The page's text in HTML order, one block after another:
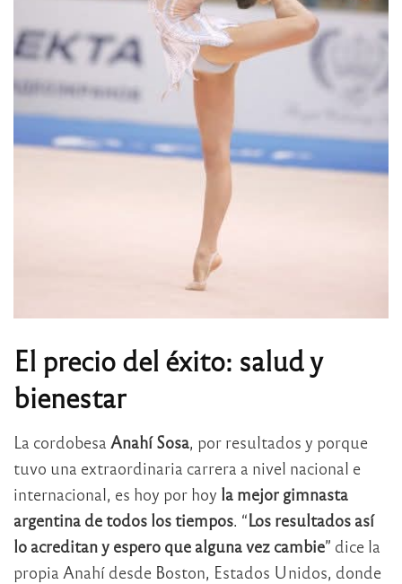
El precio del éxito: salud y
bienestar
La cordobesa Anahí Sosa, por resultados y porque
tuvo una extraordinaria carrera a nivel nacional e
internacional, es hoy por hoy la mejor gimnasta
argentina de todos los tiempos. “Los resultados así
lo acreditan y espero que alguna vez cambie” dice la
propia Anahí desde Boston, Estados Unidos, donde